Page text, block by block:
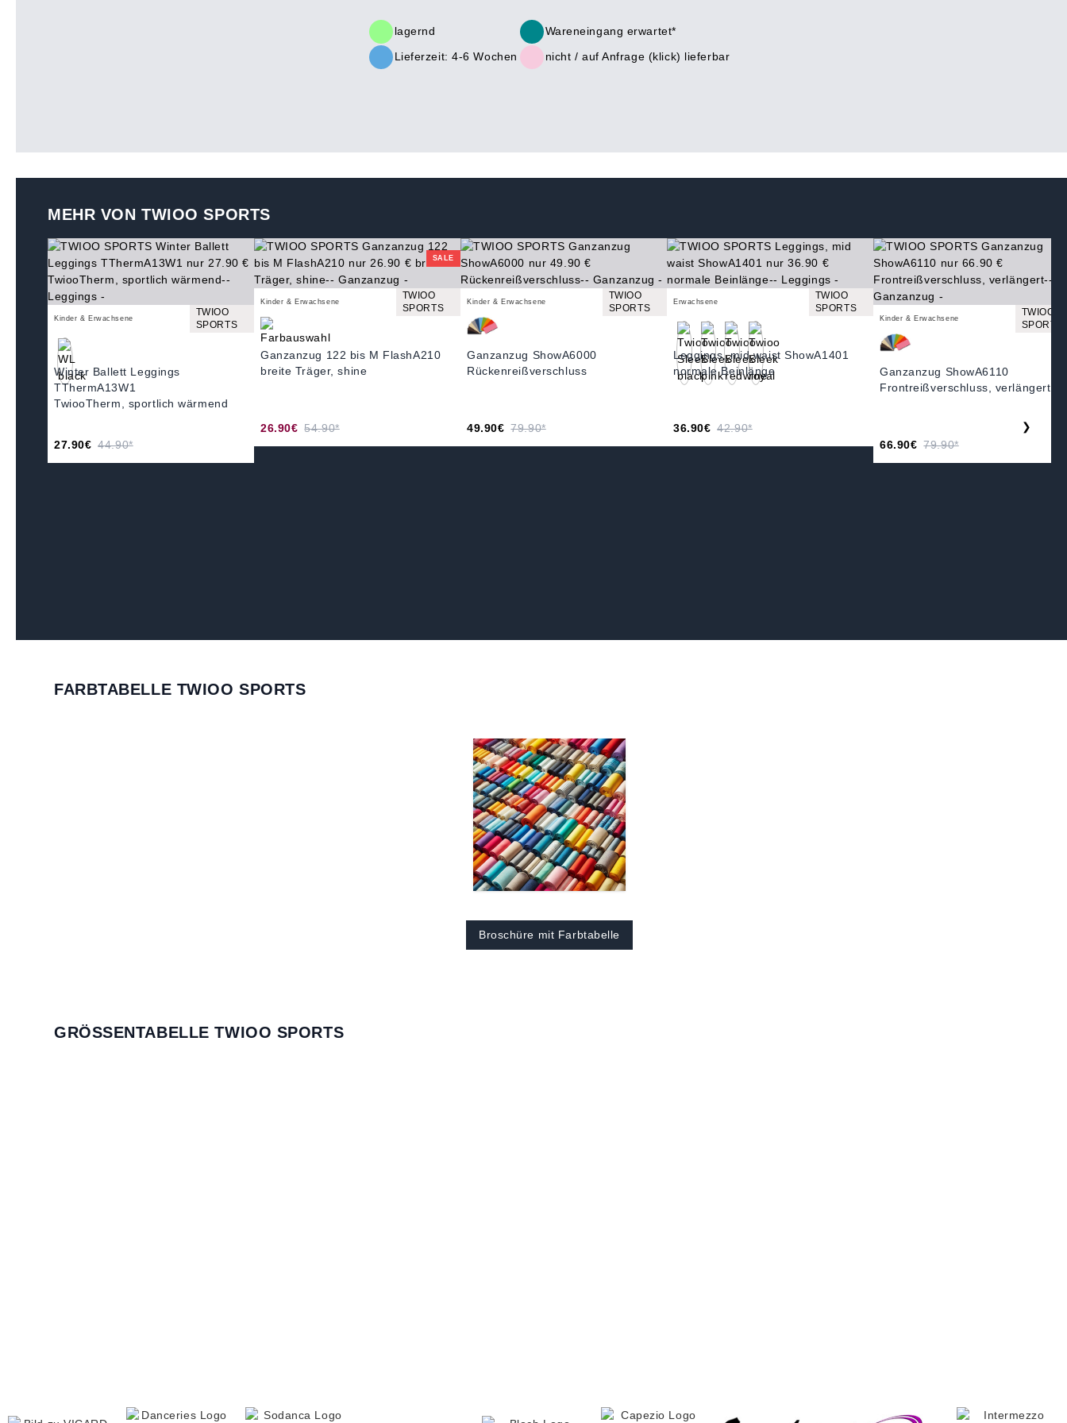
lagernd
Wareneingang erwartet*
Lieferzeit: 4-6 Wochen
nicht / auf Anfrage (klick) lieferbar
MEHR VON TWIOO SPORTS
Kinder & Erwachsene
TWIOO
SPORTS
Winter Ballett Leggings
TThermA13W1
TwiooTherm, sportlich wärmend
27.90€ 44.90*
SALE
Kinder & Erwachsene
TWIOO
SPORTS
Ganzanzug 122 bis M FlashA210
breite Träger, shine
26.90€ 54.90*
Kinder & Erwachsene
TWIOO
SPORTS
Ganzanzug ShowA6000
Rückenreißverschluss
49.90€ 79.90*
Erwachsene
TWIOO
SPORTS
Leggings, mid waist ShowA1401
normale Beinlänge
36.90€ 42.90*
Kinder & Erwachsene
TWIOO
SPORTS
Ganzanzug ShowA6110
Frontreißverschluss, verlängert
66.90€ 79.90*
❯
FARBTABELLE TWIOO SPORTS
Broschüre mit Farbtabelle
GRÖSSENTABELLE TWIOO SPORTS